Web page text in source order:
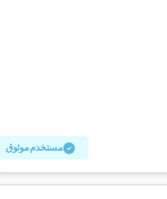
مستخدم موثوق